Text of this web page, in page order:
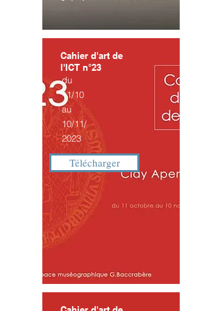
Cahier d'art de
l'ICT n°23
du
11/10
au
10/11/
2023
Télécharger